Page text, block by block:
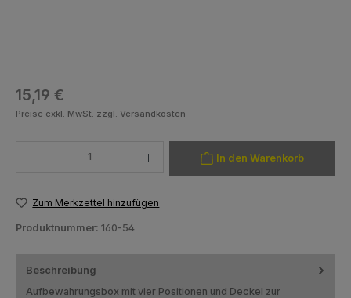
Regulärer Preis:
15,19 €
Preise exkl. MwSt. zzgl. Versandkosten
In den Warenkorb
Zum Merkzettel hinzufügen
Produktnummer: 160-54
Beschreibung
Aufbewahrungsbox mit vier Positionen und Deckel zur